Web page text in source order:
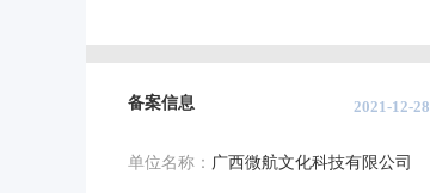
备案信息 2021-12-28
单位名称： 广西微航文化科技有限公司